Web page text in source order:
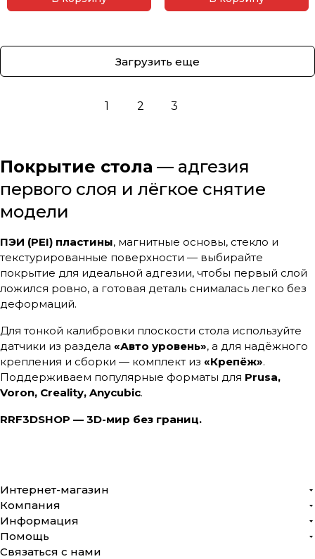
Загрузить еще
1 2 3
Покрытие стола — адгезия
первого слоя и лёгкое снятие
модели
ПЭИ (PEI) пластины, магнитные основы, стекло и
текстурированные поверхности — выбирайте
покрытие для идеальной адгезии, чтобы первый слой
ложился ровно, а готовая деталь снималась легко без
деформаций.
Для тонкой калибровки плоскости стола используйте
датчики из раздела «Авто уровень», а для надёжного
крепления и сборки — комплект из «Крепёж».
Поддерживаем популярные форматы для Prusa,
Voron, Creality, Anycubic.
RRF3DSHOP — 3D-мир без границ.
Интернет-магазин
Компания
Информация
Помощь
Связаться с нами